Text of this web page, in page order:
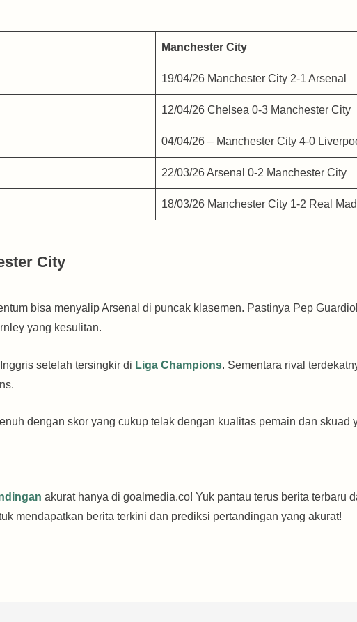
Manchester City
19/04/26 Manchester City 2-1 Arsenal
12/04/26 Chelsea 0-3 Manchester City
04/04/26 – Manchester City 4-0
22/03/26 Arsenal 0-2 Manchester City
18/03/26 Manchester City 1-2 Real
City
bisa menyalip Arsenal di puncak klasemen. Pastinya Pep
yang kesulitan.
setelah tersingkir di Liga Champions. Sementara rival
dengan skor yang cukup telak dengan kualitas pemain dan skuad
akurat hanya di goalmedia.co! Yuk pantau terus berita terbaru
mendapatkan berita terkini dan prediksi pertandingan yang akurat!